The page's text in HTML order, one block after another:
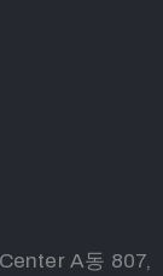
A동 807,